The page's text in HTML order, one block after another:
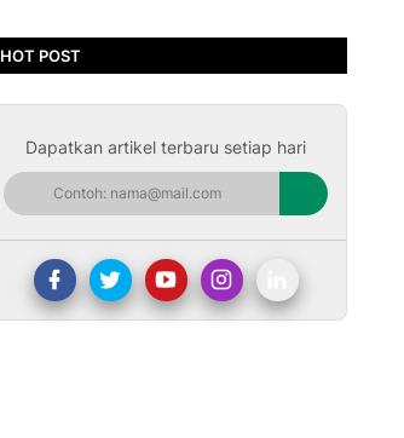
HOT POST
Dapatkan artikel terbaru setiap hari